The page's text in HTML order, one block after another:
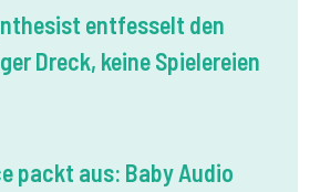
entfesselt den
Dreck, keine Spielereien
packt aus: Baby Audio